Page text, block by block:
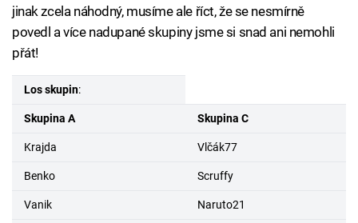
jinak zcela náhodný, musíme ale říct, že se nesmírně
povedl a více nadupané skupiny jsme si snad ani nemohli
přát!
Los skupin:
Skupina A Skupina C
Krajda Vlčák77
Benko Scruffy
Vanik Naruto21